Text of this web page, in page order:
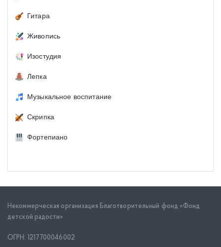
Гитара
Живопись
Изостудия
Лепка
Музыкальное воспитание
Скрипка
Фортепиано
Некоммерческая организация Благотворительный фонд «Фонд
детской радости»
ОГРН: 1217700046002